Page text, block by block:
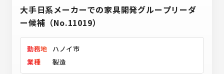
営業
製造業
IT業界
大手日系メーカーでの家具開発グループリーダ
ー候補（No.11019）
勤務地
ハノイ市
業種
製造